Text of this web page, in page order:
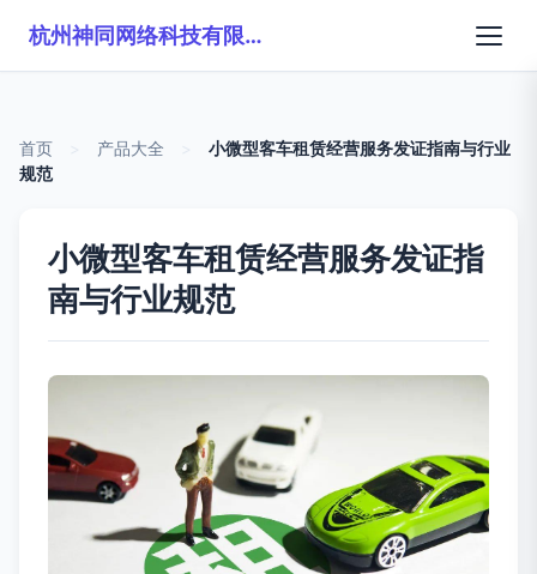
杭州神同网络科技有限公司
首页 产品大全
小微型客车租赁经营服务发证指南与行业
规范
小微型客车租赁经营服务发证指
南与行业规范